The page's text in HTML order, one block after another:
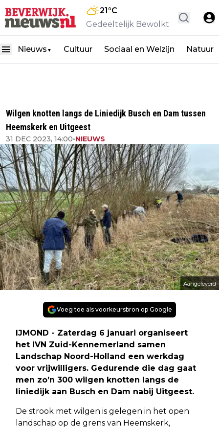
21°C
Gedeeltelijk Bewolkt
Nieuws ▼ Cultuur Sociaal en Welzijn Natuur
Wilgen knotten langs de Liniedijk Busch en Dam tussen
Heemskerk en Uitgeest
31 DEC 2023, 14:00•NIEUWS
Aangeleverd
Voeg toe als voorkeursbron op Google
IJMOND - Zaterdag 6 januari organiseert
het IVN Zuid-Kennemerland samen
Landschap Noord-Holland een werkdag
voor vrijwilligers. Gedurende die dag gaat
men zo’n 300 wilgen knotten langs de
liniedijk aan Busch en Dam nabij Uitgeest.
De strook met wilgen is gelegen in het open
landschap op de grens van Heemskerk,